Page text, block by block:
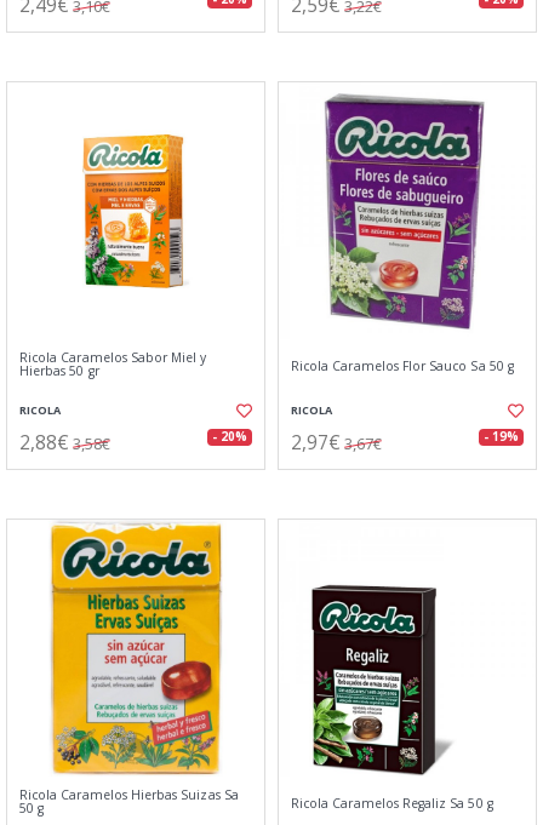
3,10€ 3,22€
Ricola Caramelos Sabor Miel y
Hierbas 50 gr
RICOLA
2,88€ 3,58€ - 20%
Ricola Caramelos Flor Sauco Sa 50 g
RICOLA
2,97€ 3,67€ - 19%
Ricola Caramelos Hierbas Suizas Sa
50 g Ricola Caramelos Regaliz Sa 50 g